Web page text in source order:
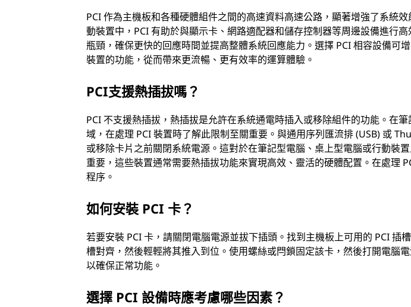
PCI 作為主機板和各種硬體組件之間的高速資料高速公路，顯著增強了系統
動裝置中，PCI 有助於與顯示卡、網路適配器和儲存控制器等周邊設備進行
瓶頸，確保更快的回應時間並提高整體系統回應能力。選擇 PCI 相容設備可
裝置的功能，從而帶來更流暢、更有效率的運算體驗。
PCI支援熱插拔嗎？
PCI 不支援熱插拔，熱插拔是允許在系統通電時插入或移除組件的功能。在
域，在處理 PCI 裝置時了解此限制至關重要。與通用序列匯流排 (USB) 或
或移除卡片之前關閉系統電源。這對於在筆記型電腦、桌上型電腦或行動裝
重要，這些裝置通常需要熱插拔功能來實現高效、靈活的硬體配置。在處理
程序。
如何安裝 PCI 卡？
若要安裝 PCI 卡，請關閉電腦電源並拔下插頭。找到主機板上可用的 PCI 插
槽對齊，然後輕輕將其推入到位。使用螺絲或閂鎖固定該卡，然後打開電腦
以確保正常功能。
選擇 PCI 設備時應考慮哪些因素？